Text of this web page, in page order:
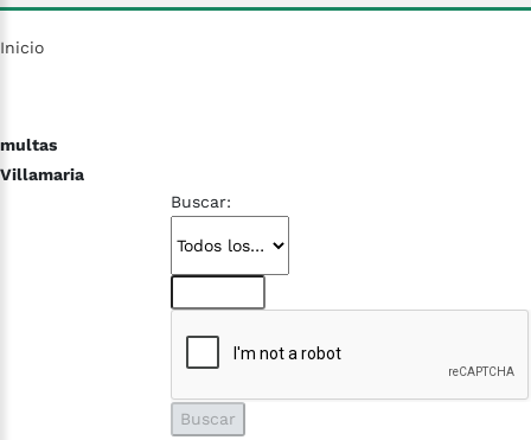
Inicio
multas
Villamaria
Buscar: